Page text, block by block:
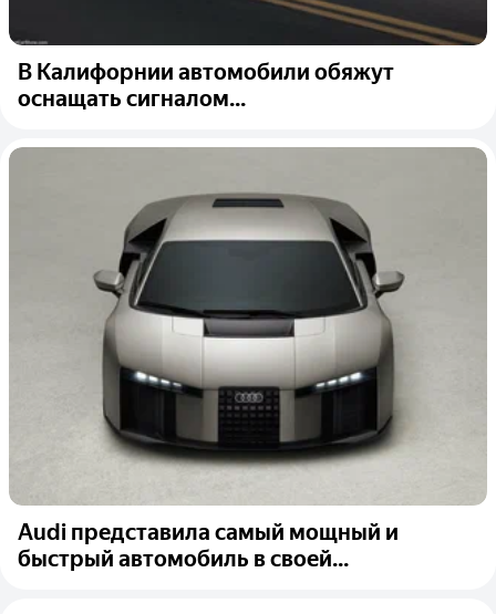
В Калифорнии автомобили обяжут
оснащать сигналом...
Audi представила самый мощный и
быстрый автомобиль в своей...